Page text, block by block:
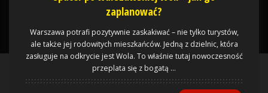
zaplanować?
Warszawa potrafi pozytywnie zaskakiwać – nie tylko turystów,
ale także jej rodowitych mieszkańców. Jedną z dzielnic, która
zasługuje na odkrycie jest Wola. To właśnie tutaj nowoczesność
przeplata się z bogatą ...